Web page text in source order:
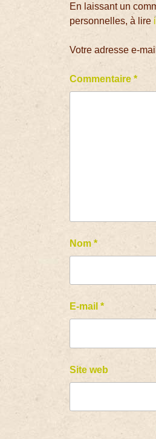
En laissant un
personnelles, à lire
Votre adresse e-
Commentaire*
Nom*
E-mail*
Site web